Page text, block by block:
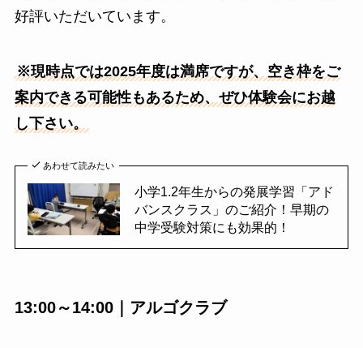
好評いただいています。
※現時点では2025年度は満席ですが、空き枠をご
案内できる可能性もあるため、ぜひ体験会にお越
し下さい。
あわせて読みたい
小学1.2年生からの発展学習「アド
バンスクラス」のご紹介！早期の
中学受験対策にも効果的！
13:00～14:00｜アルゴクラブ